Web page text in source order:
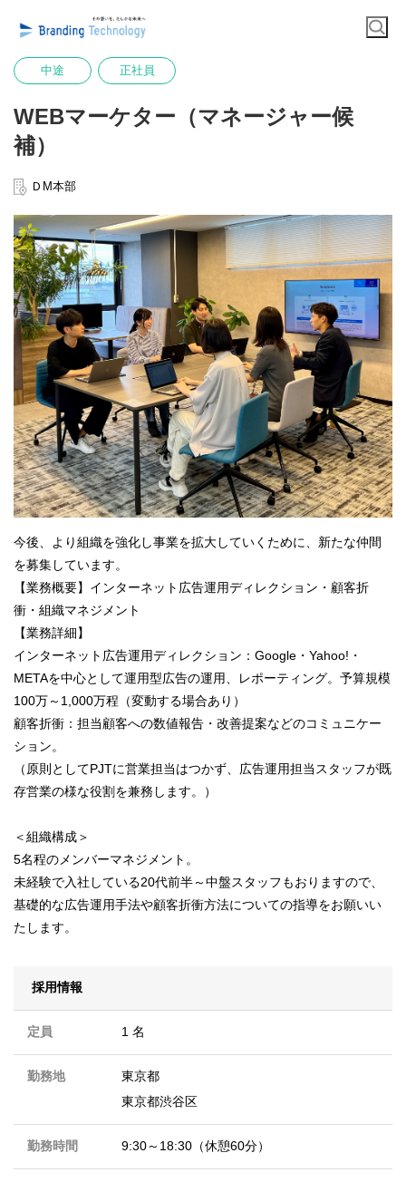
中途 正社員
WEBマーケター（マネージャー候
補）
ＤM本部
今後、より組織を強化し事業を拡大していくために、新たな仲間
を募集しています。
【業務概要】インターネット広告運用ディレクション・顧客折
衝・組織マネジメント
【業務詳細】
インターネット広告運用ディレクション：Google・Yahoo!・
METAを中心として運用型広告の運用、レポーティング。予算規模
100万～1,000万程（変動する場合あり）
顧客折衝：担当顧客への数値報告・改善提案などのコミュニケー
ション。
（原則としてPJTに営業担当はつかず、広告運用担当スタッフが既
存営業の様な役割を兼務します。）
＜組織構成＞
5名程のメンバーマネジメント。
未経験で入社している20代前半～中盤スタッフもおりますので、
基礎的な広告運用手法や顧客折衝方法についての指導をお願いい
たします。
採用情報
定員 1 名
勤務地
東京都
東京都渋谷区
勤務時間 9:30～18:30（休憩60分）